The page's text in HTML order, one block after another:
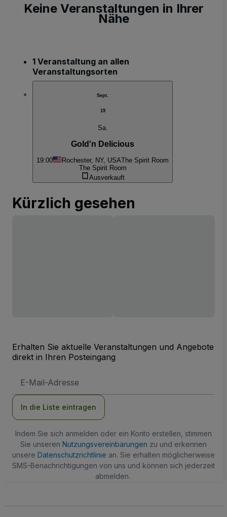
Keine Veranstaltungen in Ihrer
Nähe
1 Veranstaltung an allen
Veranstaltungsorten
Sept.
19
Sa.
Gold'n Delicious
19:00 Rochester, NY, USAThe Spirit Room
The Spirit Room
Ausverkauft
Kürzlich gesehen
Erhalten Sie aktuelle Veranstaltungen und Angebote
direkt in Ihren Posteingang
Mail-
In die Liste eintragen
Indem Sie sich anmelden oder ein Konto erstellen, stimmen
Sie unseren Nutzungsvereinbarungen zu und erkennen
unsere Datenschutzrichtlinie an. Sie erhalten möglicherweise
SMS-Benachrichtigungen von uns und können sich jederzeit
abmelden.